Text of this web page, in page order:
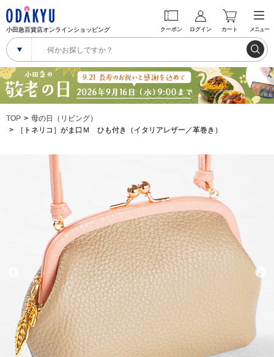
小田急百貨店オンラインショッピング クーポン ログイン カート メニュー
TOP
母の日（リビング）
［トネリコ］がま口Ｍ ひも付き（イタリアレザー／革巻き）